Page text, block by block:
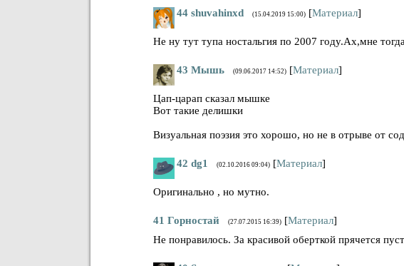
44 shuvahinxd (15.04.2019 15:00) [Материал]
Не ну тут тупа ностальгия по 2007 году.Ах,мне
43 Мышь (09.06.2017 14:52) [Материал]
Цап-царап сказал мышке
Вот такие делишки
Визуальная поэзия это хорошо, но не в отрыве от
42 dg1 (02.10.2016 09:04) [Материал]
Оригинально , но мутно.
41 Горностай (27.07.2015 16:39) [Материал]
Не понравилось. За красивой оберткой прячется